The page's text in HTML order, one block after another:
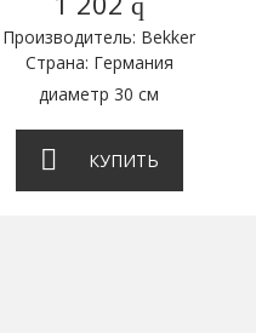
Производитель: Bekker
Страна: Германия
диаметр 30 см
КУПИТЬ